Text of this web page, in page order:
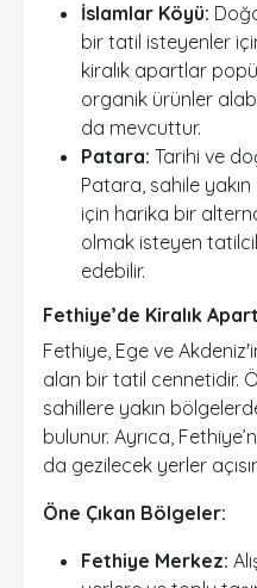
İslamlar Köyü:
bir tatil isteyenler
kiralık apartlar
organik ürünler
da mevcuttur.
Patara: Tarihi ve
Patara, sahile
için harika bir
olmak isteyen
edebilir.
Fethiye’de Kiralık
Fethiye, Ege ve
alan bir tatil cennetidir.
sahillere yakın
bulunur. Ayrıca,
da gezilecek yerler
Öne Çıkan Bölgeler:
Fethiye Merkez: